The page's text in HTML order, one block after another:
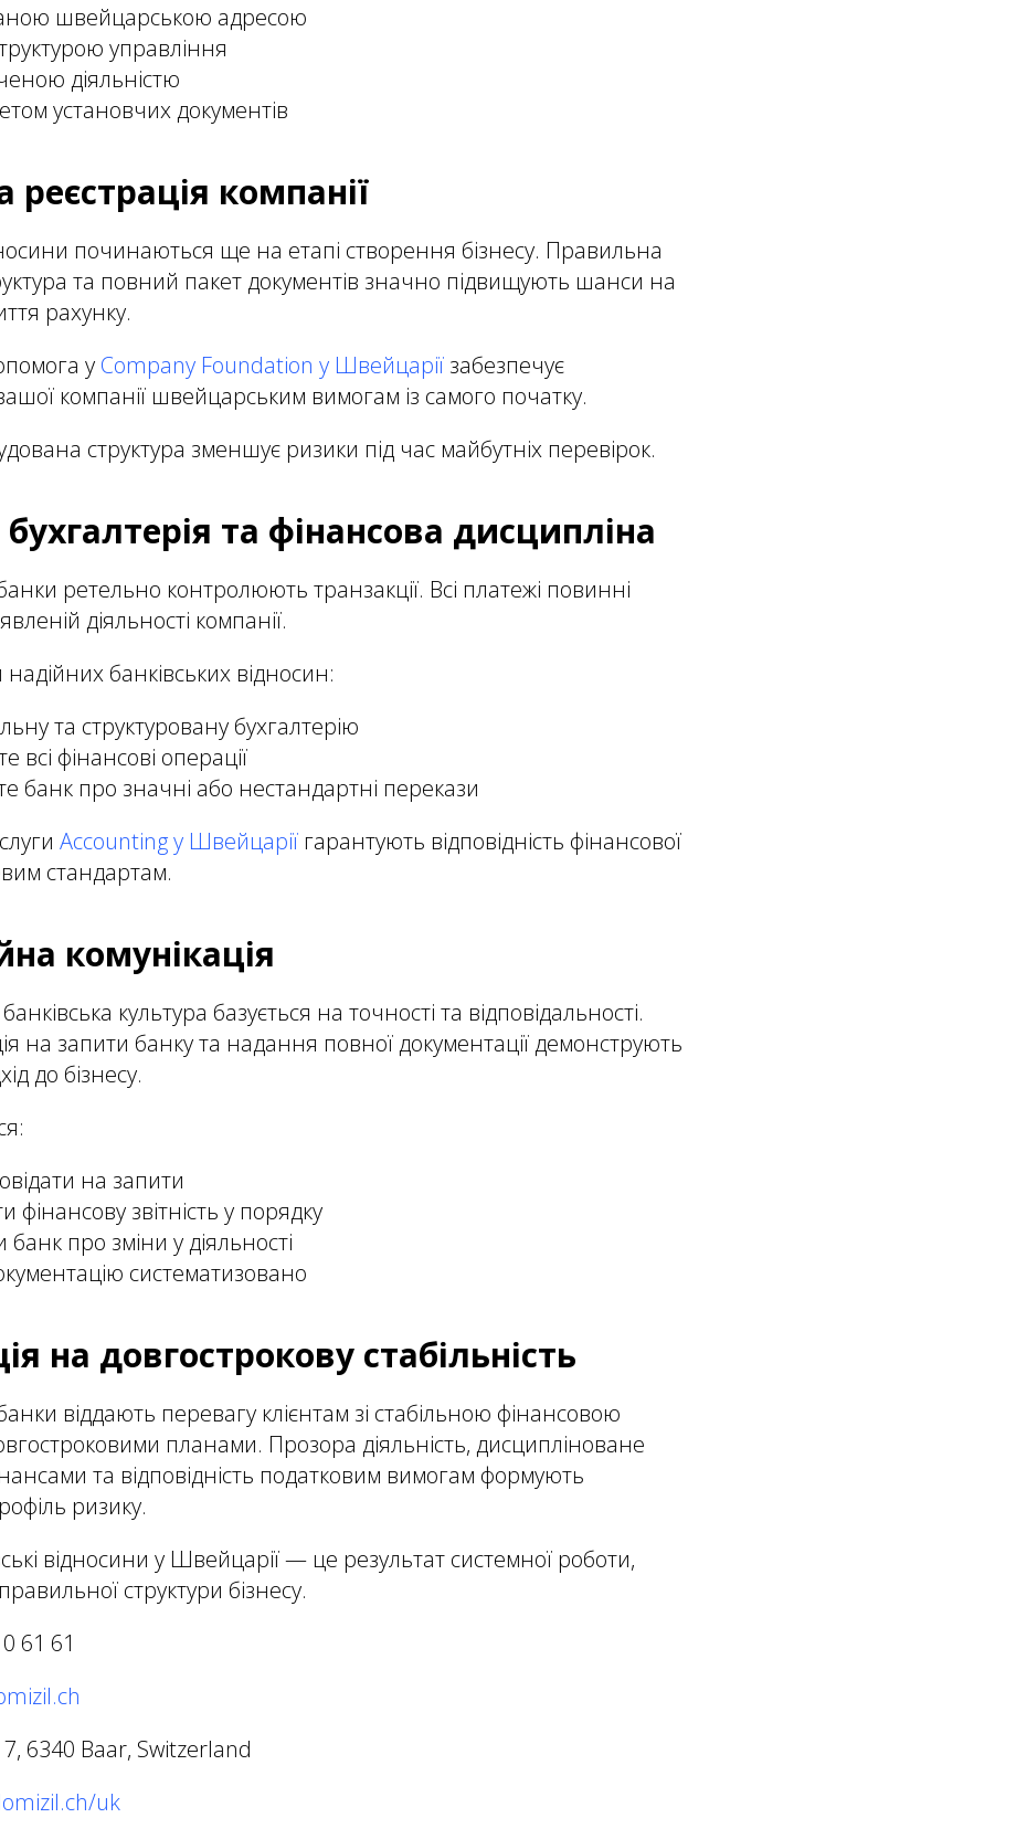
швейцарською адресою
управління
діяльністю
установчих документів
реєстрація компанії
починаються ще на етапі створення бізнесу. Правильна
та повний пакет документів значно підвищують шанси на
рахунку.
у Company Foundation у Швейцарії забезпечує
вашої компанії швейцарським вимогам із самого початку.
структура зменшує ризики під час майбутніх перевірок.
та фінансова дисципліна
ретельно контролюють транзакції. Всі платежі повинні
діяльності компанії.
банківських відносин:
та структуровану бухгалтерію
всі фінансові операції
банк про значні або нестандартні перекази
Accounting у Швейцарії гарантують відповідність фінансової
стандартам.
комунікація
культура базується на точності та відповідальності.
на запити банку та надання повної документації демонструють
до бізнесу.
на запити
фінансову звітність у порядку
про зміни у діяльності
систематизовано
на довгострокову стабільність
віддають перевагу клієнтам зі стабільною фінансовою
планами. Прозора діяльність, дисципліноване
та відповідність податковим вимогам формують
ризику.
відносини у Швейцарії — це результат системної роботи,
структури бізнесу.
61 61
6340 Baar, Switzerland
uk